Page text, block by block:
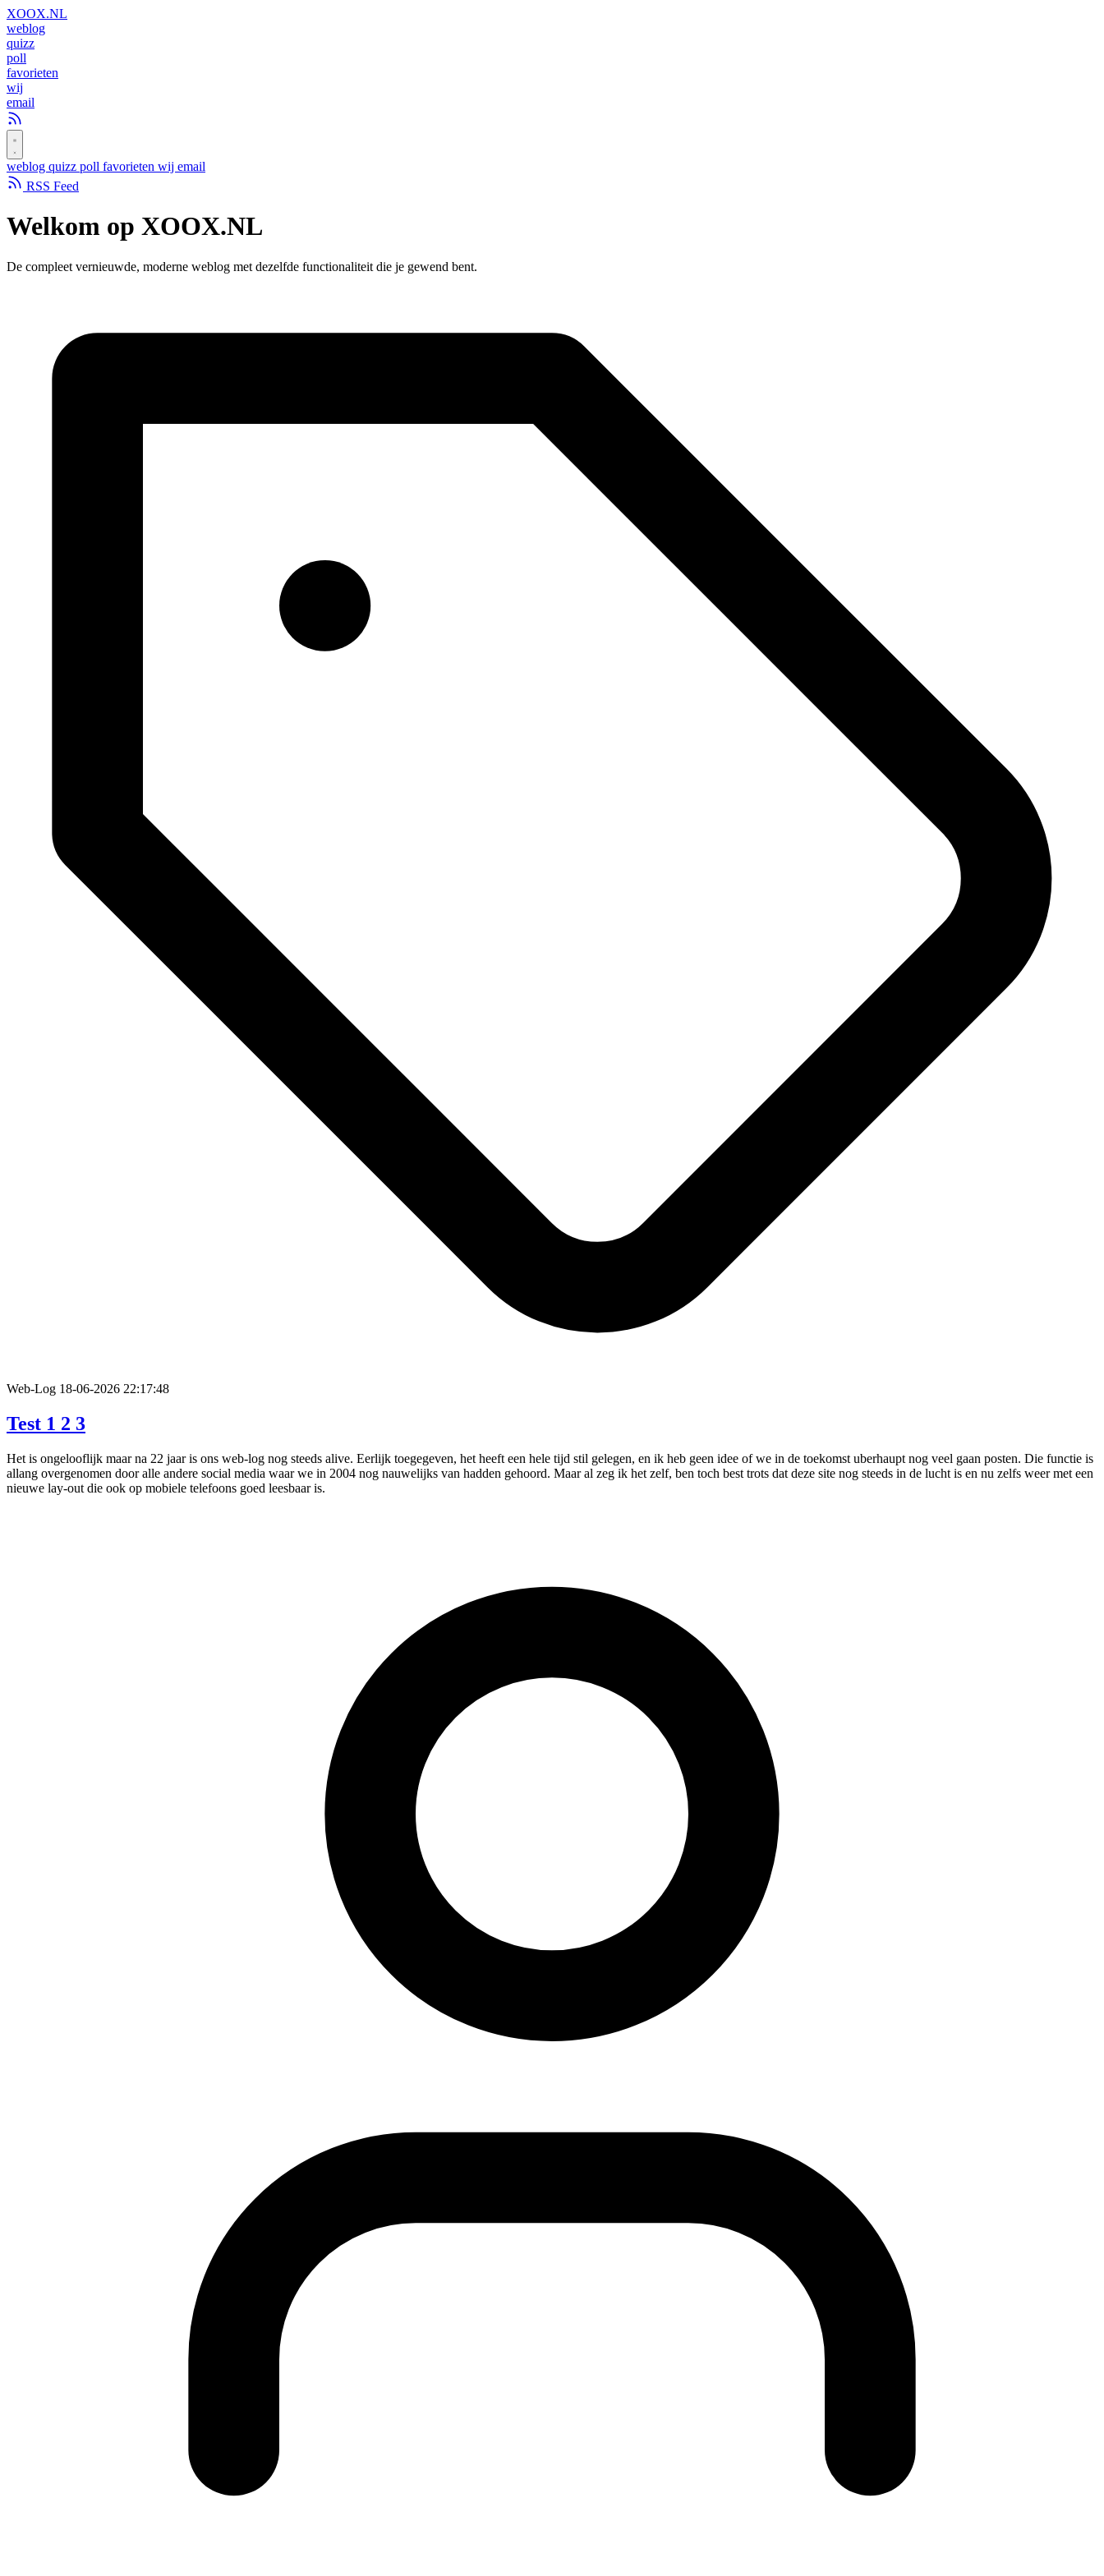
XOOX.NL
weblog
quizz
poll
favorieten
wij
email
weblog quizz poll favorieten wij email
RSS Feed
Welkom op XOOX.NL
De compleet vernieuwde, moderne weblog met dezelfde functionaliteit die je gewend bent.
Web-Log 18-06-2026 22:17:48
Test 1 2 3
Het is ongelooflijk maar na 22 jaar is ons web-log nog steeds alive. Eerlijk toegegeven, het heeft een hele tijd stil gelegen, en ik heb geen idee of we in de toekomst uberhaupt nog veel gaan posten. Die functie is
allang overgenomen door alle andere social media waar we in 2004 nog nauwelijks van hadden gehoord. Maar al zeg ik het zelf, ben toch best trots dat deze site nog steeds in de lucht is en nu zelfs weer met een
nieuwe lay-out die ook op mobiele telefoons goed leesbaar is.